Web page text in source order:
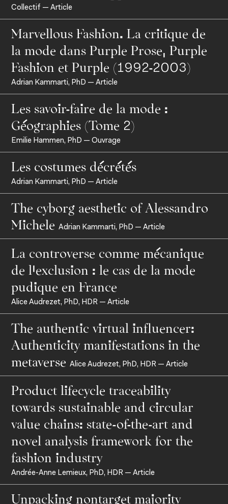
Programmes pour étudiants
Programmes pour professionnels
Recherche et expertise
Collectif — Article
Marvellous Fashion. La critique de
la mode dans Purple Prose, Purple
Fashion et Purple (1992-2003)
Adrian Kammarti, PhD — Article
Les savoir-faire de la mode :
Géographies (Tome 2)
Emilie Hammen, PhD — Ouvrage
Les costumes décrétés
Adrian Kammarti, PhD — Article
The cyborg aesthetic of Alessandro
Michele Adrian Kammarti, PhD — Article
La controverse comme mécanique
de l’exclusion : le cas de la mode
pudique en France
Alice Audrezet, PhD, HDR — Article
The authentic virtual influencer:
Authenticity manifestations in the
metaverse Alice Audrezet, PhD, HDR — Article
Product lifecycle traceability
towards sustainable and circular
value chains: state-of-the-art and
novel analysis framework for the
fashion industry
Andrée-Anne Lemieux, PhD, HDR — Article
Unpacking nontarget majority